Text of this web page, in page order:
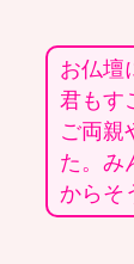
お仏壇
君もす
ご両親
た。み
からそ